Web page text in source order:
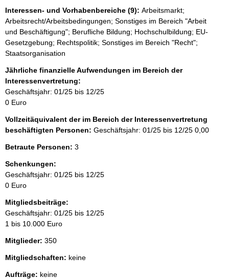
Interessen- und Vorhabenbereiche (9): Arbeitsmarkt;
Arbeitsrecht/Arbeitsbedingungen; Sonstiges im Bereich "Arbeit
und Beschäftigung"; Berufliche Bildung; Hochschulbildung; EU-
Gesetzgebung; Rechtspolitik; Sonstiges im Bereich "Recht";
Staatsorganisation
Jährliche finanzielle Aufwendungen im Bereich der
Interessenvertretung:
Geschäftsjahr: 01/25 bis 12/25
0 Euro
Vollzeitäquivalent der im Bereich der Interessenvertretung
beschäftigten Personen: Geschäftsjahr: 01/25 bis 12/25 0,00
Betraute Personen: 3
Schenkungen:
Geschäftsjahr: 01/25 bis 12/25
0 Euro
Mitgliedsbeiträge:
Geschäftsjahr: 01/25 bis 12/25
1 bis 10.000 Euro
Mitglieder: 350
Mitgliedschaften: keine
Aufträge: keine